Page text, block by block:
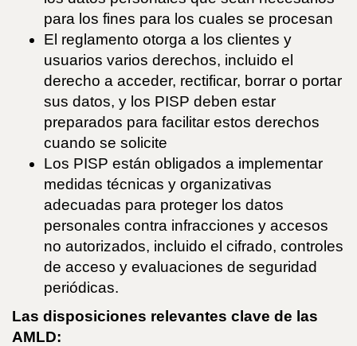
para los fines para los cuales se procesan
El reglamento otorga a los clientes y
usuarios varios derechos, incluido el
derecho a acceder, rectificar, borrar o portar
sus datos, y los PISP deben estar
preparados para facilitar estos derechos
cuando se solicite
Los PISP están obligados a implementar
medidas técnicas y organizativas
adecuadas para proteger los datos
personales contra infracciones y accesos
no autorizados, incluido el cifrado, controles
de acceso y evaluaciones de seguridad
periódicas.
Las disposiciones relevantes clave de las
AMLD: